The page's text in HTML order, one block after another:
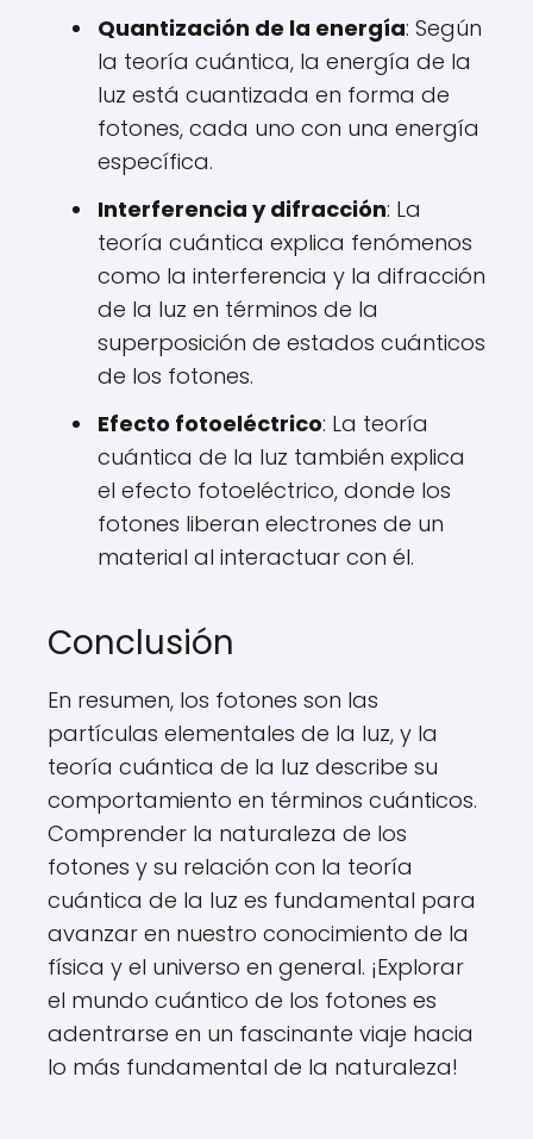
Quantización de la energía: Según
la teoría cuántica, la energía de la
luz está cuantizada en forma de
fotones, cada uno con una energía
específica.
Interferencia y difracción: La
teoría cuántica explica fenómenos
como la interferencia y la difracción
de la luz en términos de la
superposición de estados cuánticos
de los fotones.
Efecto fotoeléctrico: La teoría
cuántica de la luz también explica
el efecto fotoeléctrico, donde los
fotones liberan electrones de un
material al interactuar con él.
Conclusión
En resumen, los fotones son las
partículas elementales de la luz, y la
teoría cuántica de la luz describe su
comportamiento en términos cuánticos.
Comprender la naturaleza de los
fotones y su relación con la teoría
cuántica de la luz es fundamental para
avanzar en nuestro conocimiento de la
física y el universo en general. ¡Explorar
el mundo cuántico de los fotones es
adentrarse en un fascinante viaje hacia
lo más fundamental de la naturaleza!